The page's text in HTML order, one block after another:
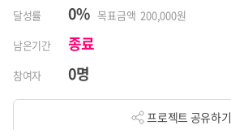
달성률 0% 목표금액 200,000원
남은기간
종료
참여자 0명
프로젝트 공유하기